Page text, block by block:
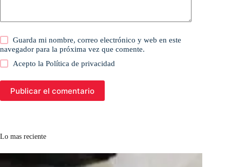
Guarda mi nombre, correo electrónico y web en este
navegador para la próxima vez que comente.
Acepto laPolítica de privacidad
Publicar el comentario
Lo mas reciente